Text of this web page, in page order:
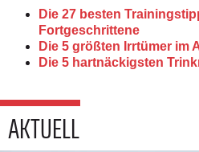
Die 27 besten
Fortgeschrittene
Die 5 größten Irrtümer im
Die 5 hartnäckigsten
AKTUELL